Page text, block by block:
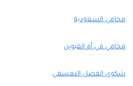
محامي السعودية
محامي في أم القيوين
شكوى الفصل التعسفي